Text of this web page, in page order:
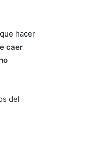
hacer
caer
del